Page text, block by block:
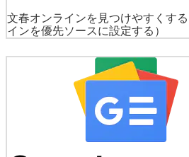
文春オンラインを見つけやすくする
インを優先ソースに設定する）